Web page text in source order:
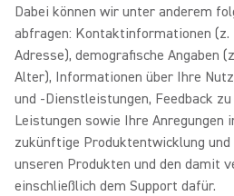
Dabei können wir unter anderem
abfragen: Kontaktinformationen (z.
Adresse), demografische Angaben
Alter), Informationen über Ihre
und -Dienstleistungen, Feedback
Leistungen sowie Ihre Anregungen
zukünftige Produktentwicklung
unseren Produkten und den damit
einschließlich dem Support dafür.